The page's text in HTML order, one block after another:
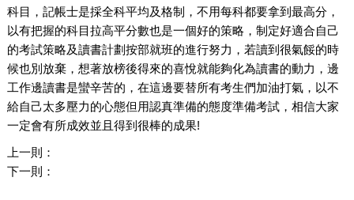
科目，記帳士是採全科平均及格制，不用每科都要拿到最高分，
以有把握的科目拉高平分數也是一個好的策略，制定好適合自己
的考試策略及讀書計劃按部就班的進行努力，若讀到很氣餒的時
候也別放棄，想著放榜後得來的喜悅就能夠化為讀書的動力，邊
工作邊讀書是蠻辛苦的，在這邊要替所有考生們加油打氣，以不
給自己太多壓力的心態但用認真準備的態度準備考試，相信大家
一定會有所成效並且得到很棒的成果!
上一則：
下一則：